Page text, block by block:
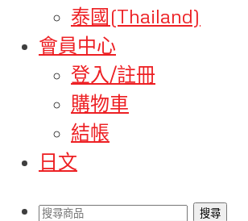
泰國(Thailand)
會員中心
登入/註冊
購物車
結帳
日文